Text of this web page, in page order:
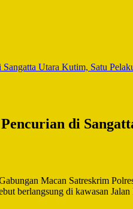
Utara Kutim, Satu
di
Macan Satreskrim
berlangsung di kawasan